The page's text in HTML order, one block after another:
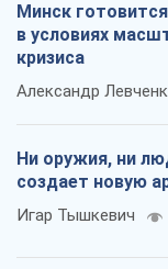
Минск
в условиях
кризиса
Александр
Ни оружия, ни
создает новую
Игар Тышкевич